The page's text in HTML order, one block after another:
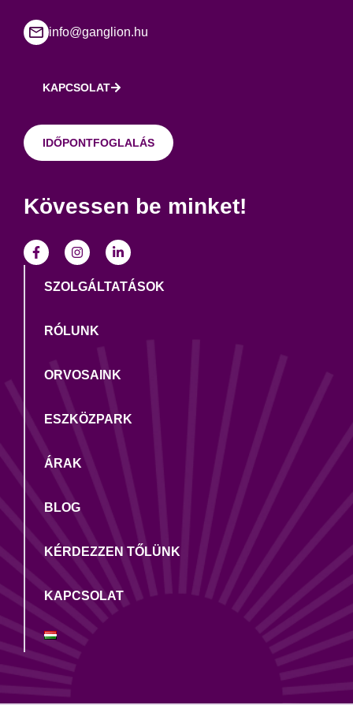
info@ganglion.hu
KAPCSOLAT
IDŐPONTFOGLALÁS
Kövessen be minket!
SZOLGÁLTATÁSOK
RÓLUNK
ORVOSAINK
ESZKÖZPARK
ÁRAK
BLOG
KÉRDEZZEN TŐLÜNK
KAPCSOLAT